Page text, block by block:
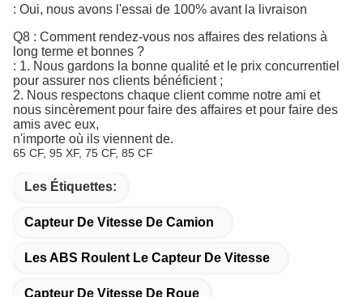
: Oui, nous avons l'essai de 100% avant la livraison
Q8 : Comment rendez-vous nos affaires des relations à
long terme et bonnes ?
: 1. Nous gardons la bonne qualité et le prix concurrentiel
pour assurer nos clients bénéficient ;
2. Nous respectons chaque client comme notre ami et
nous sincèrement pour faire des affaires et pour faire des
amis avec eux,
n'importe où ils viennent de.
65 CF, 95 XF, 75 CF, 85 CF
Les Étiquettes:
Capteur De Vitesse De Camion
Les ABS Roulent Le Capteur De Vitesse
Capteur De Vitesse De Roue